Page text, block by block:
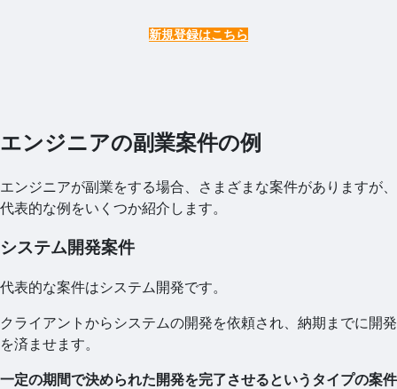
新規登録はこちら
エンジニアの副業案件の例
エンジニアが副業をする場合、さまざまな案件がありますが、
代表的な例をいくつか紹介します。
システム開発案件
代表的な案件はシステム開発です。
クライアントからシステムの開発を依頼され、納期までに開発
を済ませます。
一定の期間で決められた開発を完了させるというタイプの案件